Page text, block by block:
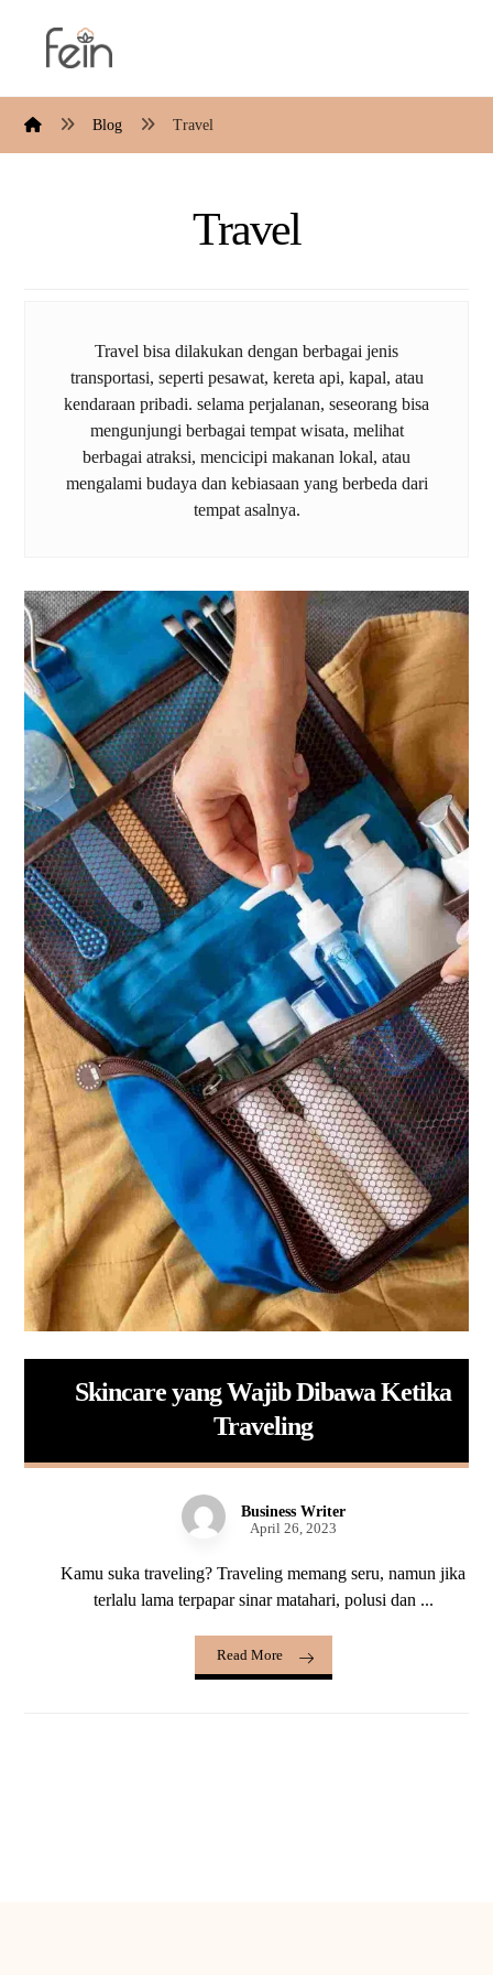
Blog Travel
Travel
Travel bisa dilakukan dengan berbagai jenis
transportasi, seperti pesawat, kereta api, kapal, atau
kendaraan pribadi. selama perjalanan, seseorang bisa
mengunjungi berbagai tempat wisata, melihat
berbagai atraksi, mencicipi makanan lokal, atau
mengalami budaya dan kebiasaan yang berbeda dari
tempat asalnya.
Skincare yang Wajib Dibawa Ketika
Traveling
Business Writer
April 26, 2023
Kamu suka traveling? Traveling memang seru, namun jika
terlalu lama terpapar sinar matahari, polusi dan ...
Read More